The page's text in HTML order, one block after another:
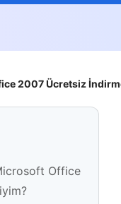
2007 Ücretsiz
Office